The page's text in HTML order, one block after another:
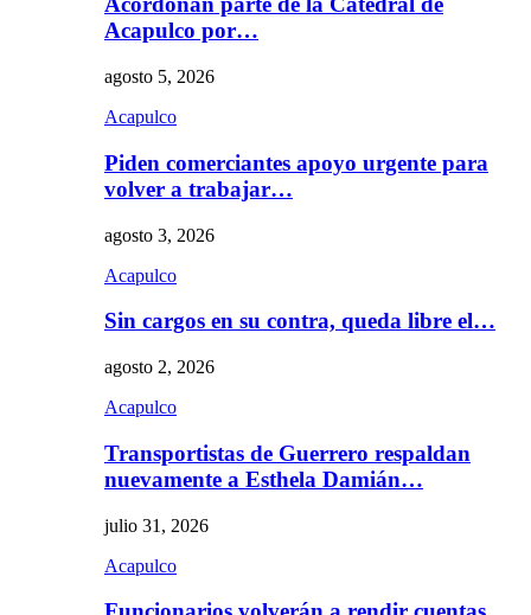
Acapulco por…
agosto 5, 2026
Acapulco
Piden comerciantes apoyo urgente para
volver a trabajar…
agosto 3, 2026
Acapulco
Sin cargos en su contra, queda libre el…
agosto 2, 2026
Acapulco
Transportistas de Guerrero respaldan
nuevamente a Esthela Damián…
julio 31, 2026
Acapulco